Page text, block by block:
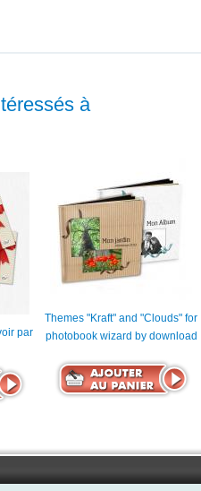
à
par
Themes "Kraft" and "Clouds" for
photobook wizard by download